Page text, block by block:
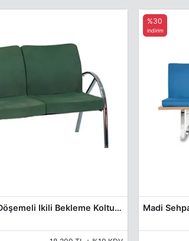
Pool Kumaş Döşemeli Ikili Bekleme Koltuğu Madi
%30
indirim